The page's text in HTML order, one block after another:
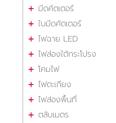
มีดคัตเตอร์
ใบมีดคัตเตอร์
ไฟฉาย LED
ไฟส่องใต้กระโปรง
โคมไฟ
ไฟตะเกียง
ไฟส่องพื้นที่
ตลับเมตร